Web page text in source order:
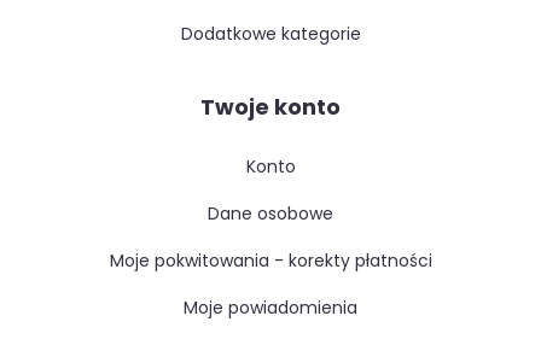
dodatkowe kategorie
Twoje konto
konto
dane osobowe
moje pokwitowania - korekty płatności
moje powiadomienia